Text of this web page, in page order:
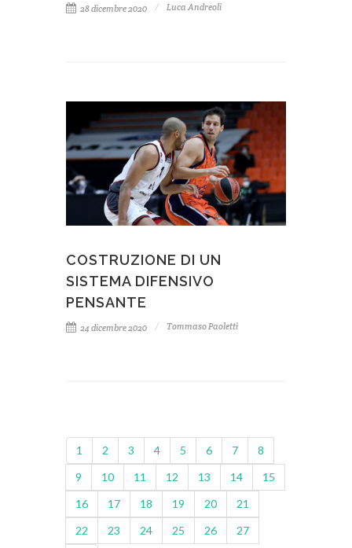
28 dicembre 2020 Luca Andreoli
COSTRUZIONE DI UN
SISTEMA DIFENSIVO
PENSANTE
24 dicembre 2020 Tommaso Paoletti
1 2 3 4 5 6 7
8
9
10 11 12 13 14
15
16
17 18 19 20
21
22
23 24 25 26 27